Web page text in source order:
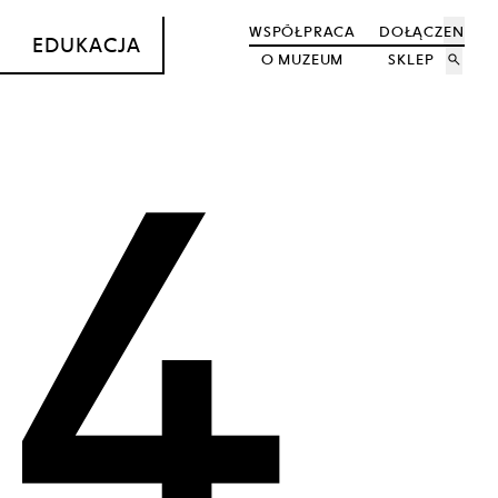
EDUKACJA
WSPÓŁPRACA
DOŁĄCZ
O MUZEUM
SKLEP
EN
search